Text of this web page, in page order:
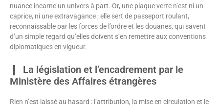
nuance incarne un univers à part. Or, une plaque verte n’est ni un
caprice, ni une extravagance ; elle sert de passeport roulant,
reconnaissable par les forces de l’ordre et les douanes, qui savent
d’un simple regard qu’elles doivent s’en remettre aux conventions
diplomatiques en vigueur.
La législation et l’encadrement par le
Ministère des Affaires étrangères
Rien n’est laissé au hasard : l’attribution, la mise en circulation et le